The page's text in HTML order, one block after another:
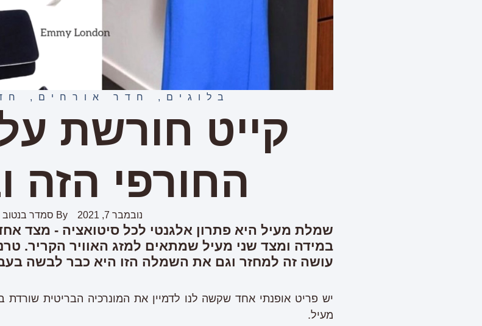
בלוגים , חדר אורחים ,
קייט חורשת
החורפי הזה
נובמבר 7, 2021 By סמדר בנטוב
שמלת מעיל היא פתרון אלגנטי לכל סיטואציה - מצד
במידה ומצד שני מעיל שמתאים למזג האוויר הקריר.
עושה זה למחזר וגם את השמלה הזו היא כבר לבשה
יש פריט אופנתי אחד שקשה לנו לדמיין את המונרכיה הבריטית
מעיל.